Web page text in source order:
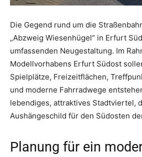
Die Gegend rund um die
„Abzweig Wiesenhügel“ in Erfurt
umfassenden Neugestaltung. Im
Modellvorhabens Erfurt Südost
Spielplätze, Freizeitflächen,
und moderne Fahrradwege
lebendiges, attraktives Stadtviertel,
Aushängeschild für den Südosten
Planung für ein